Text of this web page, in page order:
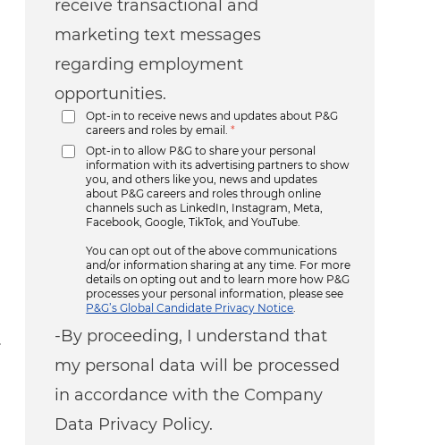
receive transactional and
marketing text messages
regarding employment
opportunities.
Opt-in to receive news and updates about P&G
careers and roles by email.
*
Opt-in to allow P&G to share your personal
information with its advertising partners to show
you, and others like you, news and updates
about P&G careers and roles through online
channels such as LinkedIn, Instagram, Meta,
Facebook, Google, TikTok, and YouTube.
You can opt out of the above communications
and/or information sharing at any time. For more
details on opting out and to learn more how P&G
processes your personal information, please see
P&G’s Global Candidate Privacy Notice
-By proceeding, I understand that
my personal data will be processed
in accordance with the Company
Data Privacy Policy.